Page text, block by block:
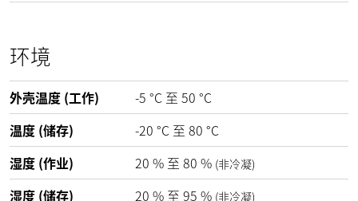
环境
外壳温度 (工作) -5 °C 至 50 °C
温度 (储存)
-20 °C 至 80 °C
湿度 (作业)
20 % 至 80 % (非冷凝)
湿度 (储存) 20 % 至 95 % (非冷凝)